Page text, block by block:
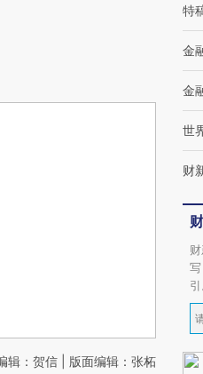
辑：贺信 | 版面编辑：张柘
特
金
金
世
财
引